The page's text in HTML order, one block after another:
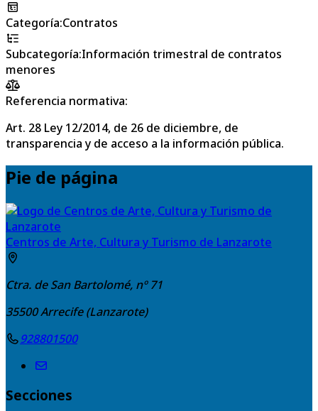
Categoría:Contratos
Subcategoría:Información trimestral de contratos
menores
Referencia normativa:
Art. 28 Ley 12/2014, de 26 de diciembre, de
transparencia y de acceso a la información pública.
Pie de página
Centros de Arte, Cultura y Turismo de Lanzarote
Ctra. de San Bartolomé, nº 71
35500Arrecife (Lanzarote)
928801500
Secciones